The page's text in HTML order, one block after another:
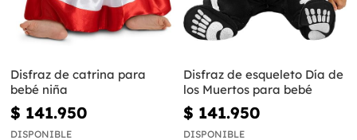
Disfraz de catrina para
bebé niña
$ 141.950
DISPONIBLE
Disfraz de esqueleto Día de
los Muertos para bebé
$ 141.950
DISPONIBLE